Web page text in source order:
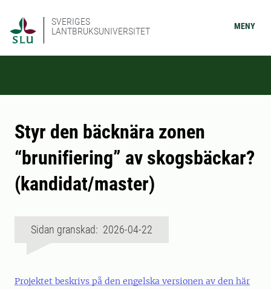
SVERIGES
LANTBRUKSUNIVERSITET
MENY
Styr den bäcknära zonen
“brunifiering” av skogsbäckar?
(kandidat/master)
Sidan granskad: 2026-04-22
Projektet beskrivs på den engelska versionen av den här